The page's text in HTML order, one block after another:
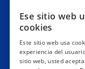
Información
Área privada
Ese sitio web
cookies
Este sitio web usa
experiencia del
sitio web, usted